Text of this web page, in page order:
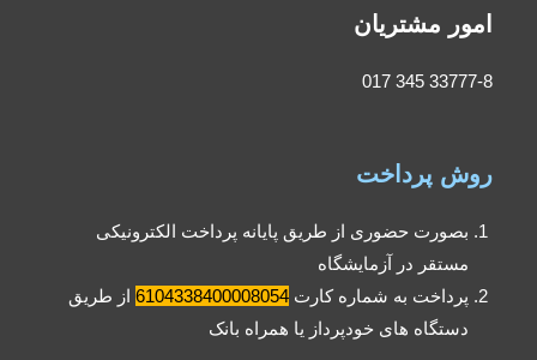
امور مشتریان
33777-8 345 017
روش پرداخت
بصورت حضوری از طریق پایانه پرداخت الکترونیکی
مستقر در آزمایشگاه
پرداخت به شماره کارت6104338400008054 از طریق
دستگاه های خودپرداز یا همراه بانک